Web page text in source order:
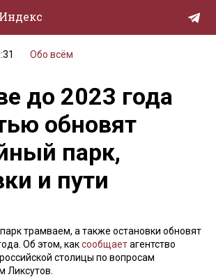
Обо всём
до 2023 года
обновят
парк,
и пути
трамваем, а также остановки обновят
Об этом, каксообщаетагентство
столицы по вопросам
Ликсутов.